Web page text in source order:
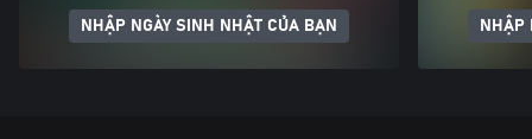
NHẬP NGÀY SINH NHẬT CỦA BẠN NHẬP